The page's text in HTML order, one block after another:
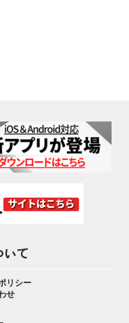
て
リシー
せ